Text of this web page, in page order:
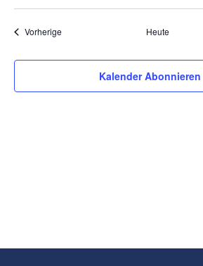
VorherigeVeranstaltungen Heute
Kalender Abonnieren